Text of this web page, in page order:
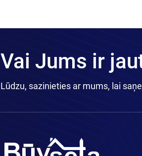
Vai Jums ir
Lūdzu, sazinieties ar mums, lai